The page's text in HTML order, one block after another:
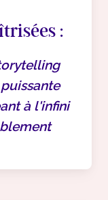
:
à l'infini